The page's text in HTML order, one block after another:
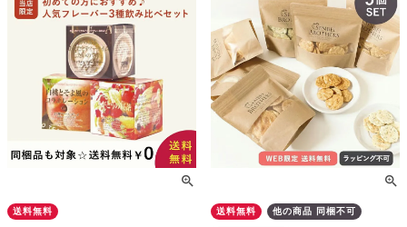
送料無料 送料無料 他の商品 同梱不可